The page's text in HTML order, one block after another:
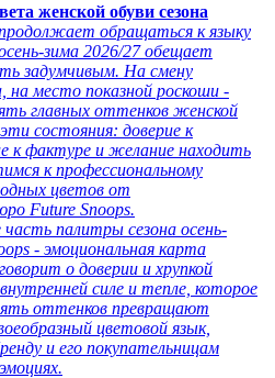
женской обуви сезона
обращаться к языку
зима 2026/27 обещает
задумчивым. На смену
на место показной роскоши -
главных оттенков женской
состояния: доверие к
к фактуре и желание находить
к профессиональному
цветов от
Future Snoops.
палитры сезона осень-
- эмоциональная карта
о доверии и хрупкой
силе и тепле, которое
оттенков превращают
цветовой язык,
и его покупательницам